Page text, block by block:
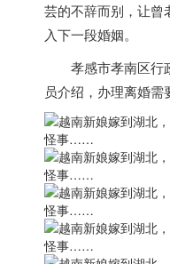
芸的不辞而别，让曾
入下一段婚姻。
孝感市孝南区行
员介绍， 办理离婚需